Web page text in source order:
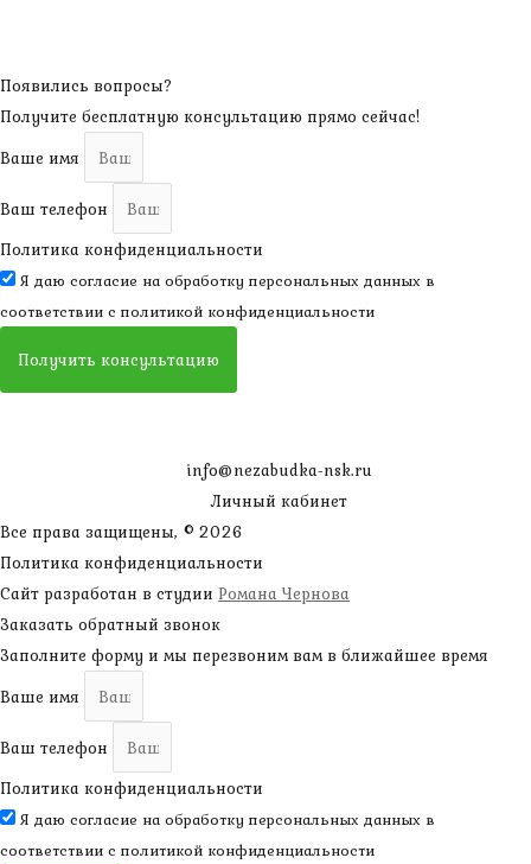
Появились вопросы?
Получите бесплатную консультацию прямо сейчас!
Ваше имя
Ваш телефон
Политика конфиденциальности
Я даю согласие на обработку персональных данных в
соответствии с политикой конфиденциальности
Получить консультацию
info@nezabudka-nsk.ru
Личный кабинет
Все права защищены, © 2026
Политика конфиденциальности
Сайт разработан в студии Романа Чернова
Заказать обратный звонок
Заполните форму и мы перезвоним вам в ближайшее время
Ваше имя
Ваш телефон
Политика конфиденциальности
Я даю согласие на обработку персональных данных в
соответствии с политикой конфиденциальности